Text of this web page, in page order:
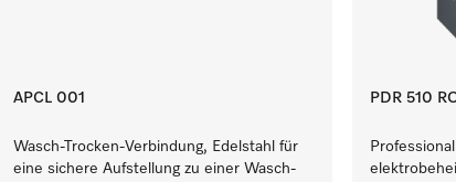
APCL 001
Wasch-Trocken-Verbindung, Edelstahl für
eine sichere Aufstellung zu einer Wasch-
PDR 510